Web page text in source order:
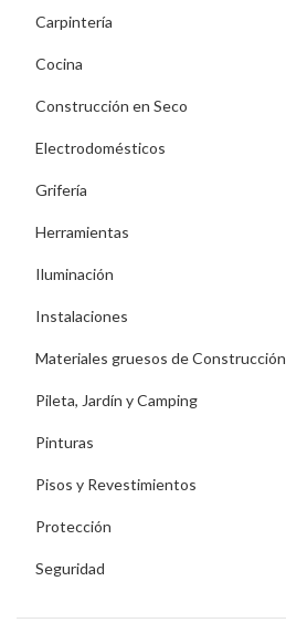
Carpintería
Cocina
Construcción en Seco
Electrodomésticos
Grifería
Herramientas
Iluminación
Instalaciones
Materiales gruesos de Construcción
Pileta, Jardín y Camping
Pinturas
Pisos y Revestimientos
Protección
Seguridad